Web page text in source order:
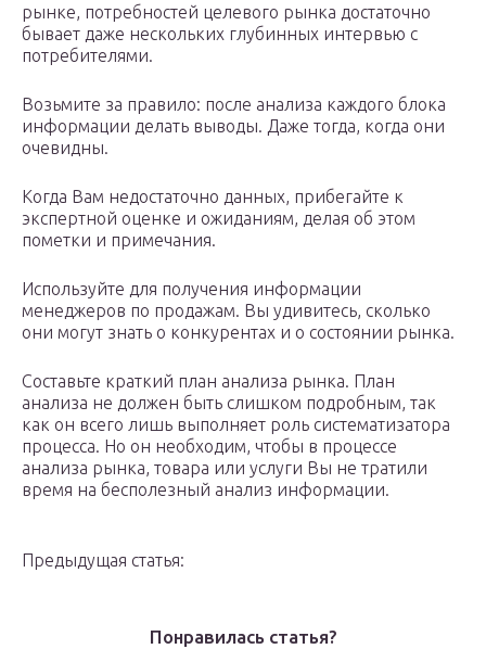
рынке, потребностей целевого рынка достаточно
бывает даже нескольких глубинных интервью с
потребителями.
Возьмите за правило: после анализа каждого блока
информации делать выводы. Даже тогда, когда они
очевидны.
Когда Вам недостаточно данных, прибегайте к
экспертной оценке и ожиданиям, делая об этом
пометки и примечания.
Используйте для получения информации
менеджеров по продажам. Вы удивитесь, сколько
они могут знать о конкурентах и о состоянии рынка.
Составьте краткий план анализа рынка. План
анализа не должен быть слишком подробным, так
как он всего лишь выполняет роль систематизатора
процесса. Но он необходим, чтобы в процессе
анализа рынка, товара или услуги Вы не тратили
время на бесполезный анализ информации.
Предыдущая статья:
Понравилась статья?